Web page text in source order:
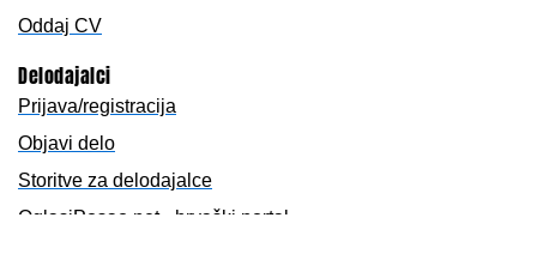
Oddaj CV
Delodajalci
Prijava/registracija
Objavi delo
Storitve za delodajalce
OglasiPosao.net - hrvaški portal